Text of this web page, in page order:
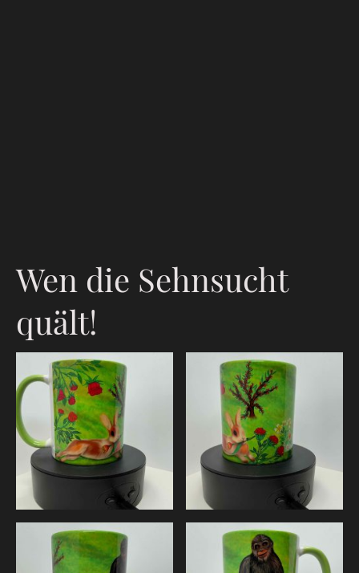
Wen die Sehnsucht
quält!